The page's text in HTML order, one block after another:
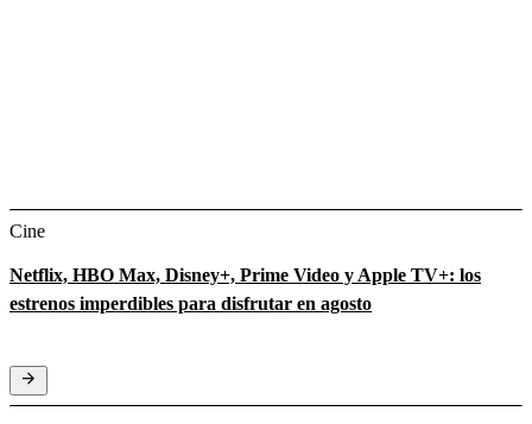
Cine
Netflix, HBO Max, Disney+, Prime Video y Apple TV+: los
estrenos imperdibles para disfrutar en agosto